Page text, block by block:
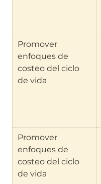
Promover
enfoques de
costeo del ciclo
de vida
Promover
enfoques de
costeo del ciclo
de vida